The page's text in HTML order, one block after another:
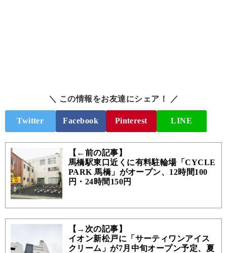
＼ この情報をお友達にシェア！ ／
Twitter Facebook Pinterest LINE
【←前の記事】
馬橋駅東口近くに有料駐輪場「CYCLE
PARK 馬橋」がオープン、12時間100
円・24時間150円
【→次の記事】
イオン新松戸に「サーティワンアイス
クリーム」が7月中旬オープン予定、夏